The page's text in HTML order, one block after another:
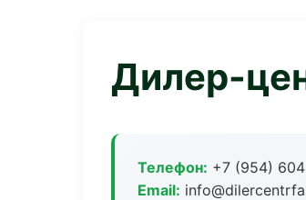
Дилер-
Телефон: +7 (954)
Email: